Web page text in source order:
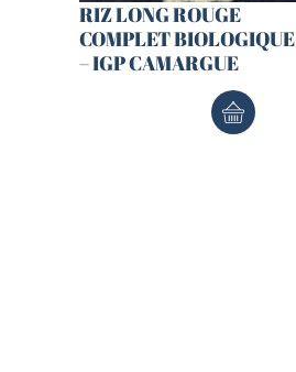
RIZ LONG ROUGE
COMPLET BIOLOGIQUE
– IGP CAMARGUE